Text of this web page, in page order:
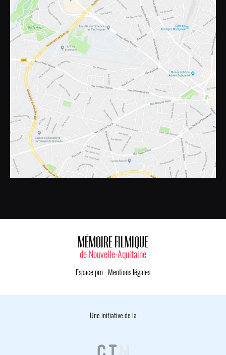
MÉMOIRE FILMIQUE
de Nouvelle-Aquitaine
Espace pro- Mentions légales
Une initiative de la